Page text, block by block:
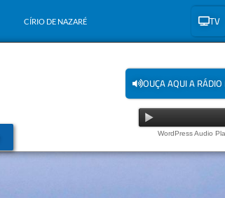
CÍRIO DE NAZARÉ TV
OUÇA AQUI A
WordPress Audio